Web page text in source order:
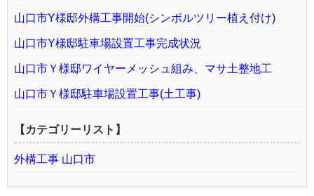
山口市Y様邸外構工事開始(シンボルツリー植え付け)
山口市Y様邸駐車場設置工事完成状況
山口市Ｙ様邸ワイヤーメッシュ組み、マサ土整地工
山口市Ｙ様邸駐車場設置工事(土工事)
【カテゴリーリスト】
外構工事 山口市